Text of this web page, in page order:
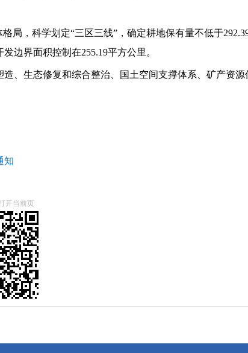
局，科学划定“三区三线”，确定耕地保有量不低于
边界面积控制在255.19平方公里。
、生态修复和综合整治、国土空间支撑体系、矿产资
知
开当前页